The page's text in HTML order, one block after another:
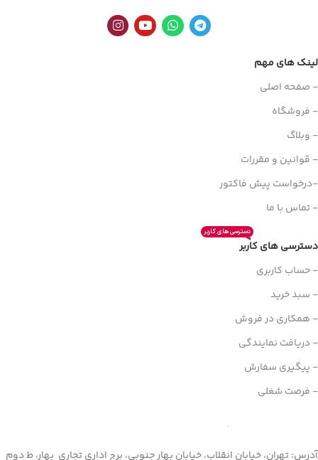
لینک های مهم
- صفحه اصلی
- فروشگاه
- وبلاگ
- قوانین و مقررات
-درخواست پیش فاکتور
- تماس با ما
دسترسی های کاربر
دسترسی های کاربر
- حساب کاربری
- سبد خرید
- همکاری در فروش
- دریافت نمایندگی
- پیگیری سفارش
- فرصت شغلی
آدرس: تهران، خیابان انقلاب، خیابان بهار جنوبی، برج اداری تجاری بهار، ط دوم